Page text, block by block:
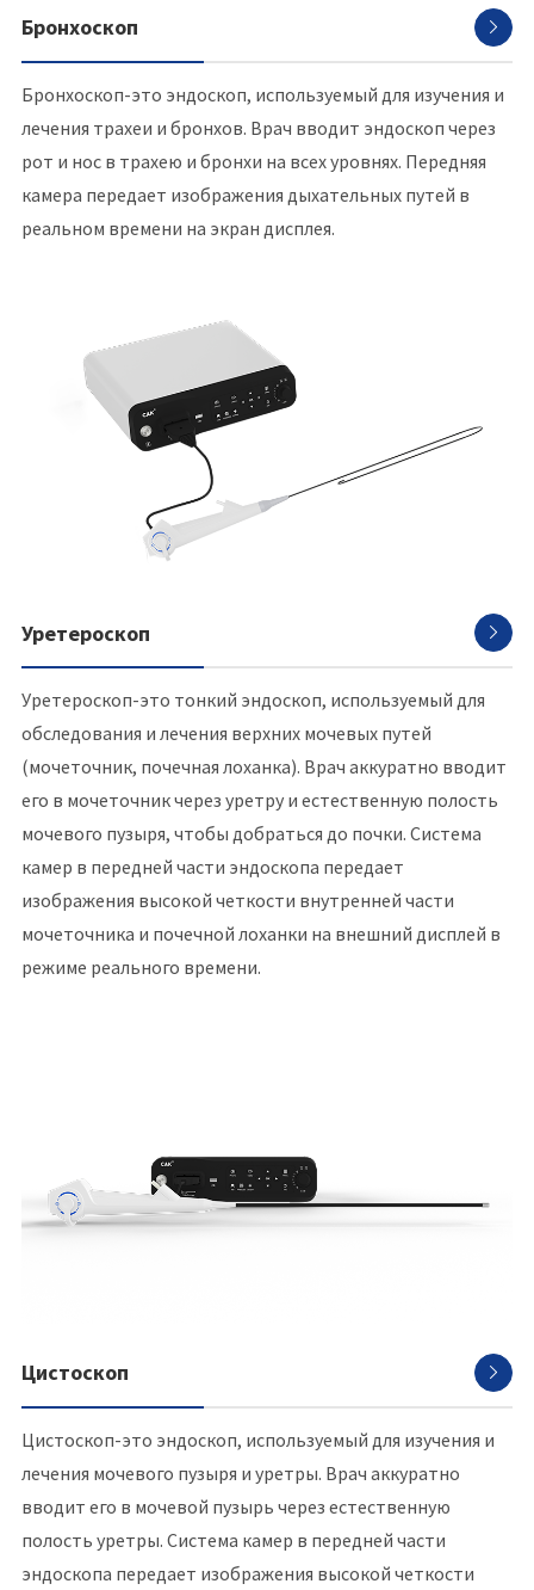
Бронхоскоп 
Бронхоскоп-это эндоскоп, используемый для изучения и
лечения трахеи и бронхов. Врач вводит эндоскоп через
рот и нос в трахею и бронхи на всех уровнях. Передняя
камера передает изображения дыхательных путей в
реальном времени на экран дисплея.
Уретероскоп 
Уретероскоп-это тонкий эндоскоп, используемый для
обследования и лечения верхних мочевых путей
(мочеточник, почечная лоханка). Врач аккуратно вводит
его в мочеточник через уретру и естественную полость
мочевого пузыря, чтобы добраться до почки. Система
камер в передней части эндоскопа передает
изображения высокой четкости внутренней части
мочеточника и почечной лоханки на внешний дисплей в
режиме реального времени.
Цистоскоп 
Цистоскоп-это эндоскоп, используемый для изучения и
лечения мочевого пузыря и уретры. Врач аккуратно
вводит его в мочевой пузырь через естественную
полость уретры. Система камер в передней части
эндоскопа передает изображения высокой четкости